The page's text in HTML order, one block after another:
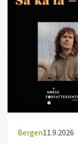
Bergen11.9.2026